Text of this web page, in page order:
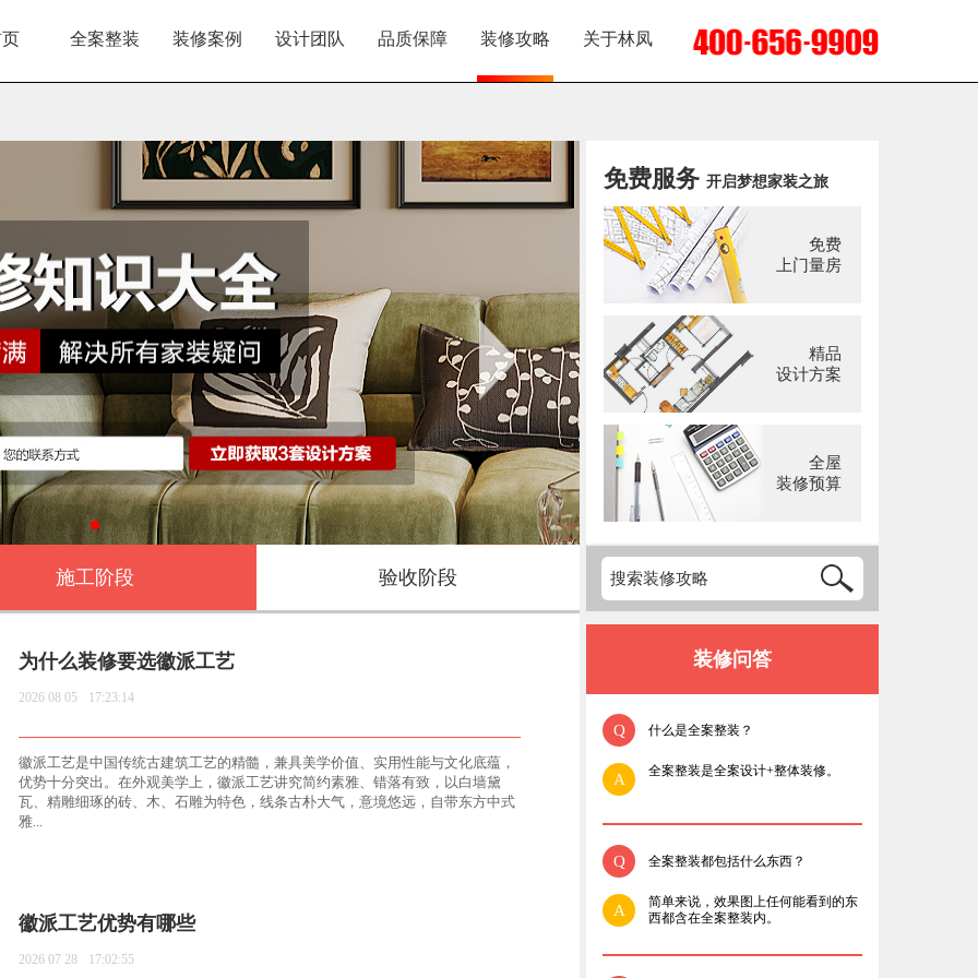
全案整装 装修案例 设计团队 品质保障 装修攻略 关于林凤
施工阶段 验收阶段
为什么装修要选徽派工艺
2026 08 05 17:23:14
徽派工艺是中国传统古建筑工艺的精髓，兼具美学价值、实用性能与文化底蕴，
优势十分突出。在外观美学上，徽派工艺讲究简约素雅、错落有致，以白墙黛
瓦、精雕细琢的砖、木、石雕为特色，线条古朴大气，意境悠远，自带东方中式
雅...
徽派工艺优势有哪些
2026 07 28 17:02:55
免费服务 开启梦想家装之旅
免费
上门量房
精品
设计方案
全屋
装修预算
装修问答
Q 什么是全案整装？
A 全案整装是全案设计+整体装修。
Q 全案整装都包括什么东西？
A
简单来说，效果图上任何能看到的东
西都含在全案整装内。